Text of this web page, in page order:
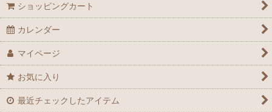
ショッピングカート
カレンダー
マイページ
お気に入り
最近チェックしたアイテム